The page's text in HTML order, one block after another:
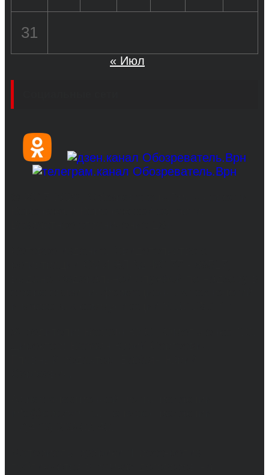
31
« Июл